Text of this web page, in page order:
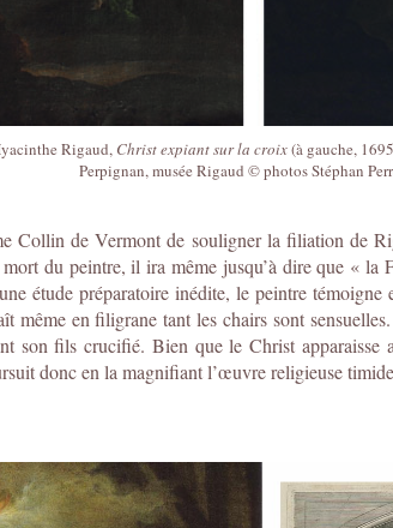
Rigaud, Christ expiant sur la croix(à gauche,
Perpignan, musée Rigaud © photos Stéphan
Collin de Vermont de souligner la filiation de
du peintre, il ira même jusqu’à dire que «
étude préparatoire inédite, le peintre
même en filigrane tant les chairs sont
son fils crucifié. Bien que le Christ
donc en la magnifiant l’œuvre religieuse